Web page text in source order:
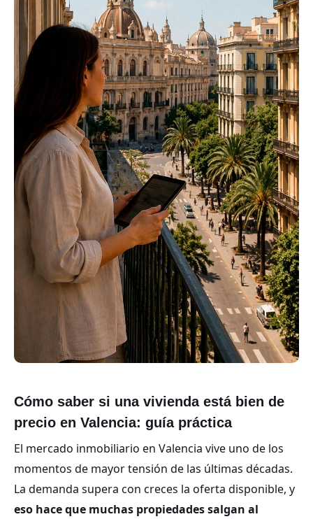
Cómo saber si una vivienda está bien de
precio en Valencia: guía práctica
El mercado inmobiliario en Valencia vive uno de los
momentos de mayor tensión de las últimas décadas.
La demanda supera con creces la oferta disponible, y
eso hace que muchas propiedades salgan al